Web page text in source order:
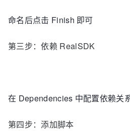
命名后点击 Finish 即可
第三步：依赖 RealSDK
在 Dependencies 中配置依赖关
第四步：添加脚本